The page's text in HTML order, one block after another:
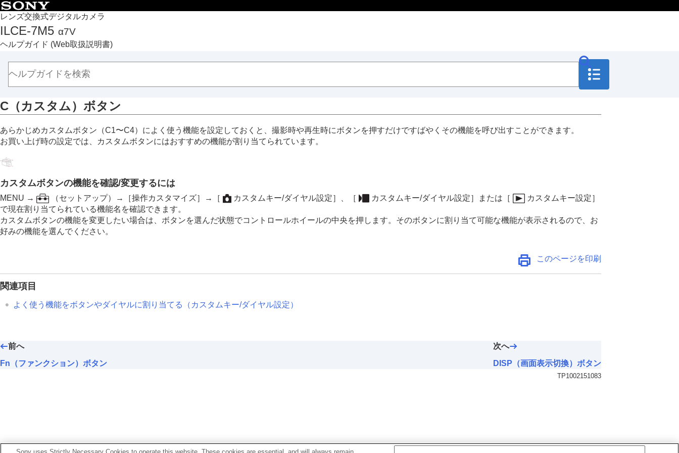
レンズ交換式デジタルカメラ
ILCE-7M5 α7V
ヘルプガイド (Web取扱説明書)
トップページ
ヘルプガイドの使いかた
必ずお読みください
本体と付属品を確認する
本機の基本操作
タッチ機能アイコン
コントロールホイール
MENUボタン
メインメニュー（撮影設定一覧）
Fn（ファンクション）ボタン
C（カスタム）ボタン
キーボード画面
準備/基本的な撮影
スマートフォンでできること
C（カスタム）ボタン
あらかじめカスタムボタン（C1〜C4）によく使う機能を設定しておくと、撮影時や再生時にボタンを押すだけですばやくその機能を呼び出すことができます。
お買い上げ時の設定では、カスタムボタンにはおすすめの機能が割り当てられています。
カスタムボタンの機能を確認/変更するには
MENU → （セットアップ）→ ［操作カスタマイズ］ → ［ カスタムキー/ダイヤル設定］ ［ カスタムキー/ダイヤル設定］ または ［
カスタムキー設定］
で現在割り当てられている機能名を確認できます。
カスタムボタンの機能を変更したい場合は、ボタンを選んだ状態でコントロールホイールの中央を押します。そのボタンに割り当て可能な機能が表示されるので、お
好みの機能を選んでください。
このページを印刷
関連項目
よく使う機能をボタンやダイヤルに割り当てる（ カスタムキー/ダイヤル設定）
前へ
Fn（ファンクション）ボタン
次へ
DISP（画面表示切換）ボタン
TP1002151083